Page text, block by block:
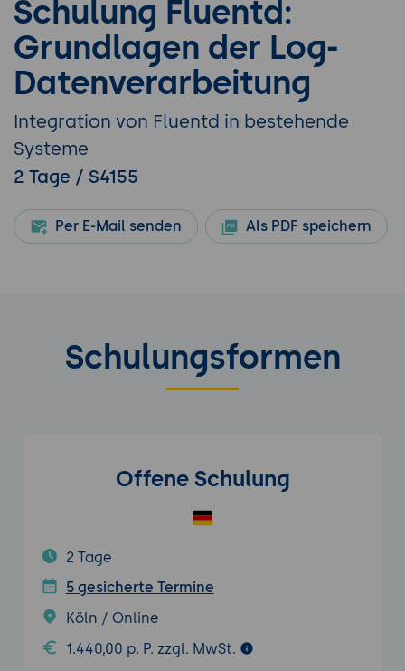
Schulung Fluentd:
Grundlagen der Log-
Datenverarbeitung
Integration von Fluentd in bestehende
Systeme
2 Tage / S4155
Per E-Mail senden Als PDF speichern
Schulungsformen
Offene Schulung
2 Tage
5 gesicherte Termine
Köln / Online
1.440,00 p. P. zzgl. MwSt.